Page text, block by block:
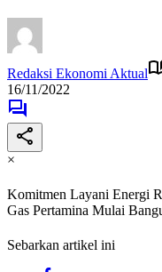
Redaksi Ekonomi Aktual
16/11/2022
×
Komitmen Layani Energi
Gas Pertamina Mulai
Sebarkan artikel ini